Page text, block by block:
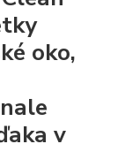
oko,
v